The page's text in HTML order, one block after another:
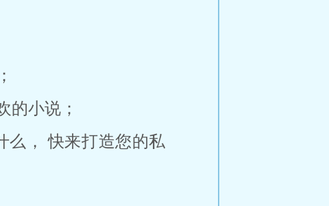
的小说；
么， 快来打造您的私